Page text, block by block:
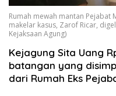
Rumah mewah mantan Pejabat
makelar kasus, Zarof Ricar,
Kejaksaan Agung)
Kejagung Sita Uang
batangan yang
dari Rumah Eks